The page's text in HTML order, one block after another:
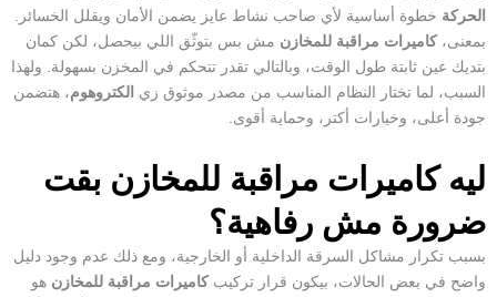
الحركة خطوة أساسية لأي صاحب نشاط عايز يضمن الأمان ويقلل الخسائر.
بمعنى،كاميرات مراقبة للمخازن مش بس بتوثّق اللي بيحصل، لكن كمان
بتديك عين ثابتة طول الوقت، وبالتالي تقدر تتحكم في المخزن بسهولة. ولهذا
السبب، لما تختار النظام المناسب من مصدر موثوق زي الكتروهوم، هتضمن
جودة أعلى، وخيارات أكتر، وحماية أقوى.
ليه كاميرات مراقبة للمخازن بقت
ضرورة مش رفاهية؟
بسبب تكرار مشاكل السرقة الداخلية أو الخارجية، ومع ذلك عدم وجود دليل
واضح في بعض الحالات، بيكون قرار تركيبكاميرات مراقبة للمخازن هو